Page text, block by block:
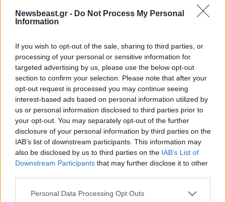
Newsbeast.gr - Do Not Process My Personal
Information
If you wish to opt-out of the sale, sharing to third parties, or
processing of your personal or sensitive information for
targeted advertising by us, please use the below opt-out
section to confirm your selection. Please note that after your
opt-out request is processed you may continue seeing
interest-based ads based on personal information utilized by
us or personal information disclosed to third parties prior to
your opt-out. You may separately opt-out of the further
disclosure of your personal information by third parties on the
IAB’s list of downstream participants. This information may
also be disclosed by us to third parties on the IAB’s List of
Downstream Participants that may further disclose it to other
Please note that this website/app uses one or more Google
Personal Data Processing Opt Outs